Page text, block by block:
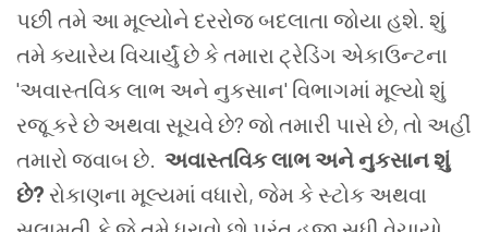
પછી તમે આ મૂલ્યોને દરરોજ બદલાતા જોયા હશે. શું
તમે ક્યારેય વિચાર્યું છે કે તમારા ટ્રેડિંગ એકાઉન્ટના
'અવાસ્તવિક લાભ અને નુકસાન' વિભાગમાં મૂલ્યો શું
રજૂ કરે છે અથવા સૂચવે છે? જો તમારી પાસે છે, તો અહીં
તમારો જવાબ છે. અવાસ્તવિક લાભ અને નુકસાન શું
છે? રોકાણના મૂલ્યમાં વધારો, જેમ કે સ્ટોક અથવા